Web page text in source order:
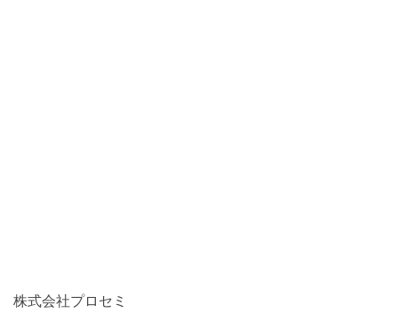
株式会社プロセミ